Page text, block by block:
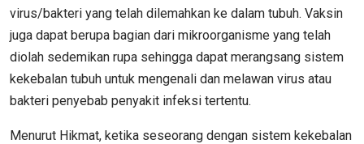
virus/bakteri yang telah dilemahkan ke dalam tubuh. Vaksin
juga dapat berupa bagian dari mikroorganisme yang telah
diolah sedemikan rupa sehingga dapat merangsang sistem
kekebalan tubuh untuk mengenali dan melawan virus atau
bakteri penyebab penyakit infeksi tertentu.
Menurut Hikmat, ketika seseorang dengan sistem kekebalan